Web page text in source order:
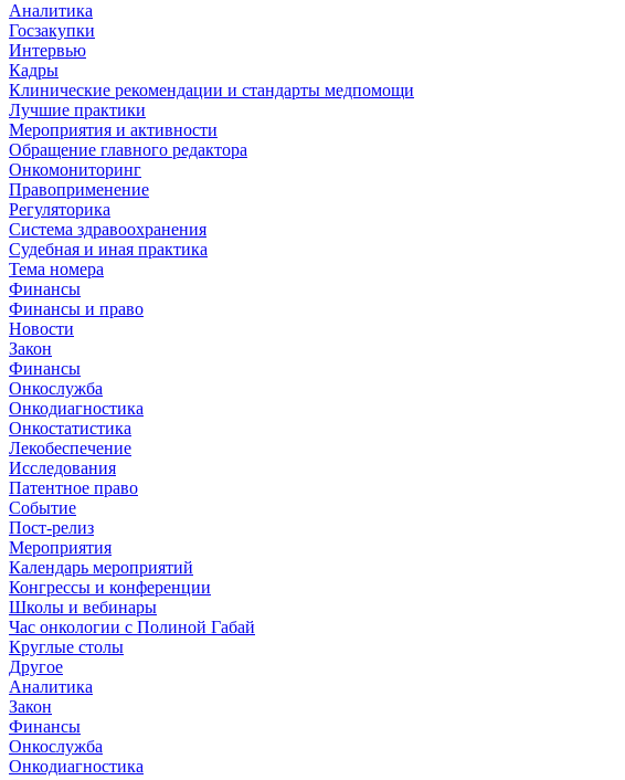
Аналитика
Госзакупки
Интервью
Кадры
Клинические рекомендации и стандарты медпомощи
Лучшие практики
Мероприятия и активности
Обращение главного редактора
Онкомониторинг
Правоприменение
Регуляторика
Система здравоохранения
Судебная и иная практика
Тема номера
Финансы
Финансы и право
Новости
Закон
Финансы
Онкослужба
Онкодиагностика
Онкостатистика
Лекобеспечение
Исследования
Патентное право
Событие
Пост-релиз
Мероприятия
Календарь мероприятий
Конгрессы и конференции
Школы и вебинары
Час онкологии с Полиной Габай
Круглые столы
Другое
Аналитика
Закон
Финансы
Онкослужба
Онкодиагностика